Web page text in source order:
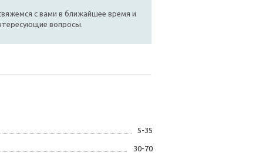
с вами в ближайшее время и
вопросы.
5-35
30-70